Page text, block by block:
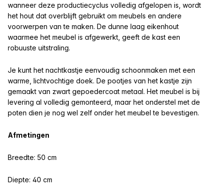
wanneer deze productiecyclus volledig afgelopen is, wordt
het hout dat overblijft gebruikt om meubels en andere
voorwerpen van te maken. De dunne laag eikenhout
waarmee het meubel is afgewerkt, geeft de kast een
robuuste uitstraling.
Je kunt het nachtkastje eenvoudig schoonmaken met een
warme, lichtvochtige doek. De pootjes van het kastje zijn
gemaakt van zwart gepoedercoat metaal. Het meubel is bij
levering al volledig gemonteerd, maar het onderstel met de
poten dien je nog wel zelf onder het meubel te bevestigen.
Afmetingen
Breedte: 50 cm
Diepte: 40 cm